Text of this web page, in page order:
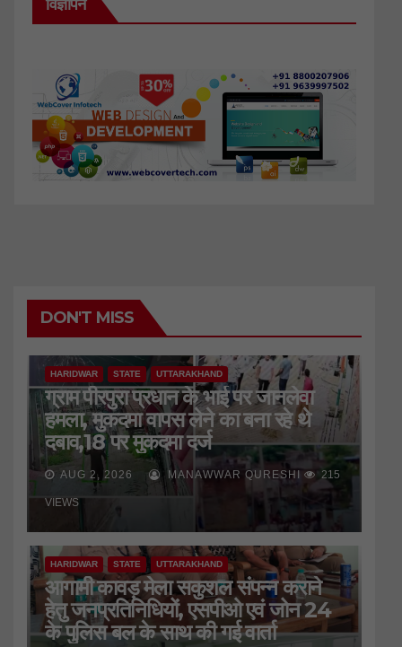
विज्ञापन
DON'T MISS
HARIDWAR STATE UTTARAKHAND
ग्राम पीरपुरा प्रधान के भाई पर जानलेवा
हमला, मुकदमा वापस लेने का बना रहे थे
दबाव,18 पर मुकदमा दर्ज
AUG 2, 2026 MANAWWAR QURESHI 215
VIEWS
HARIDWAR STATE UTTARAKHAND
आगामी कावड़ मेला सकुशल संपन्न कराने
हेतु जनप्रतिनिधियों, एसपीओ एवं जोन 24
के पुलिस बल के साथ की गई वार्ता